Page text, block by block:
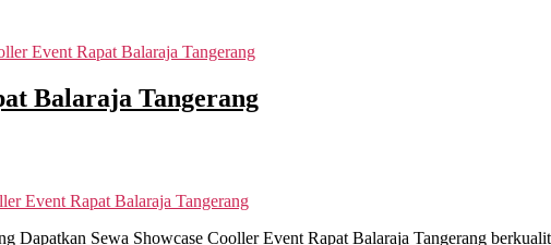
Event Rapat Balaraja Tangerang
Balaraja Tangerang
Event Rapat Balaraja Tangerang
Dapatkan Sewa Showcase Cooller Event Rapat Balaraja Tangerang